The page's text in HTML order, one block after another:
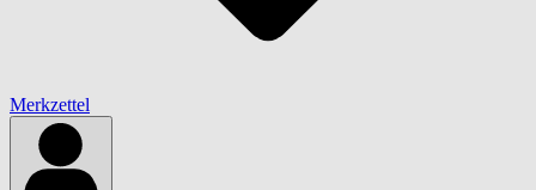
Merkzettel